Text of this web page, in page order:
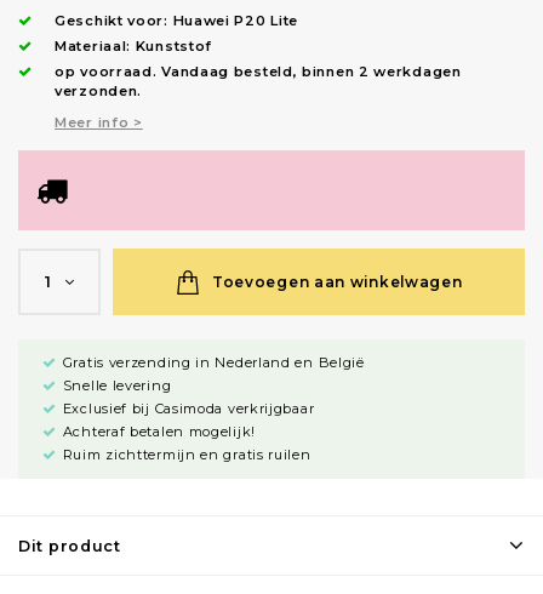
Geschikt voor: Huawei P20 Lite
Materiaal: Kunststof
op voorraad.Vandaag besteld, binnen 2 werkdagen
verzonden.
Meer info >
1 Toevoegen aan winkelwagen
Gratis verzending in Nederland en België
Snelle levering
Exclusief bij Casimoda verkrijgbaar
Achteraf betalen mogelijk!
Ruim zichttermijn en gratis ruilen
Dit product